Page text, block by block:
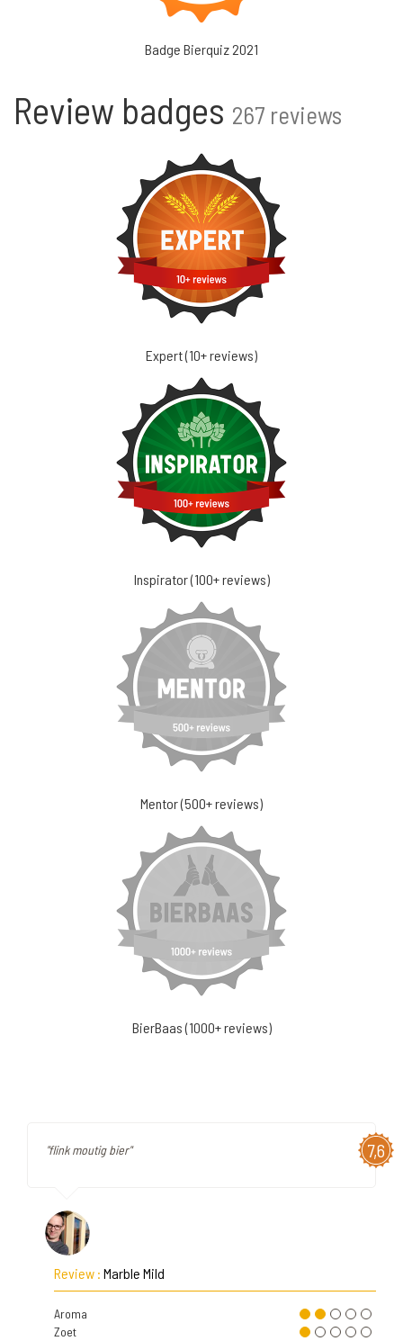
Badge Bierquiz 2021
Review badges 267 reviews
Expert (10+ reviews)
Inspirator (100+ reviews)
Mentor (500+ reviews)
BierBaas (1000+ reviews)
7,6
"flink moutig bier"
Review : Marble Mild
Aroma
Zoet